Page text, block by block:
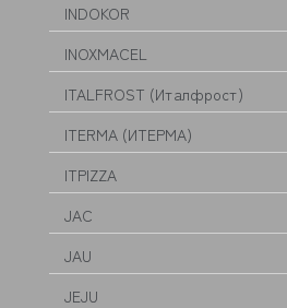
INDOKOR
INOXMACEL
ITALFROST (Италфрост)
ITERMA (ИТЕРМА)
ITPIZZA
JAC
JAU
JEJU